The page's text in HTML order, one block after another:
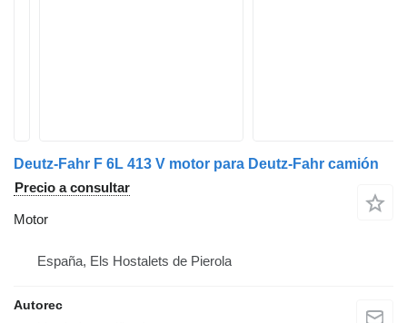
Deutz-Fahr F 6L 413 V motor para Deutz-Fahr camión
Precio a consultar
Motor
España, Els Hostalets de Pierola
Autorec